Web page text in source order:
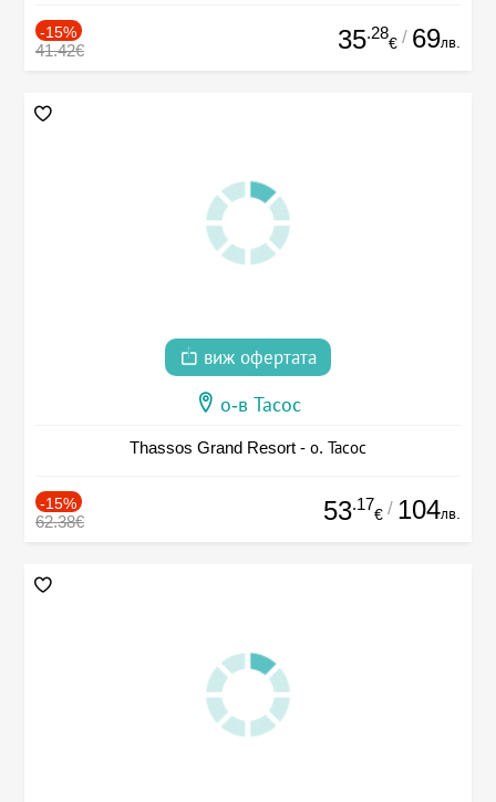
-15%
41.42€ 35.28
€ / 69лв.
виж офертата
о-в Тасос
Thassos Grand Resort - о. Тасос
-15%
62.38€ 53.17
€ / 104лв.